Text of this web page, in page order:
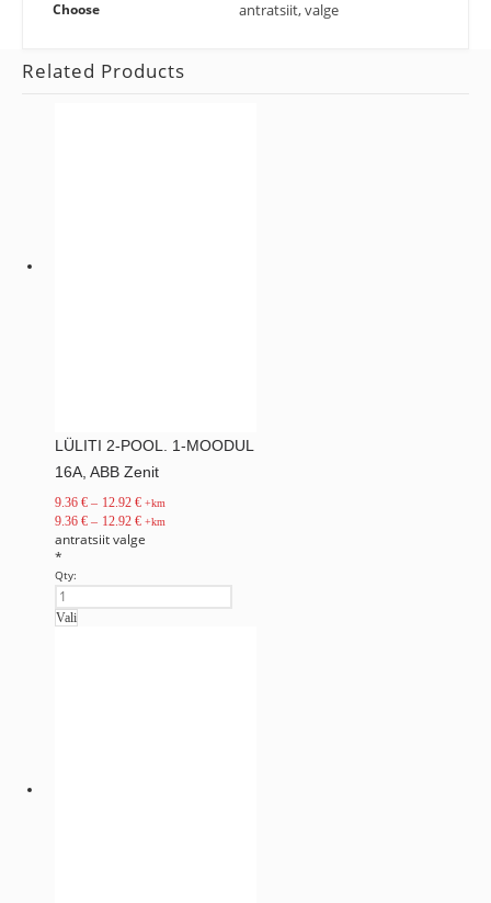
Choose antratsiit, valge
Related Products
LÜLITI 2-POOL. 1-MOODUL
16A, ABB Zenit
9.36€ – 12.92 € +km
9.36€ – 12.92 € +km
antratsiitvalge
*
Qty:
Vali